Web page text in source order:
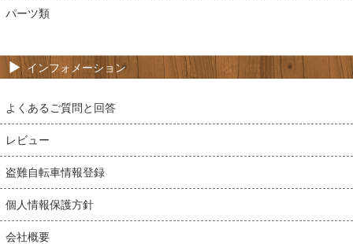
パーツ類
インフォメーション
よくあるご質問と回答
レビュー
盗難自転車情報登録
個人情報保護方針
会社概要